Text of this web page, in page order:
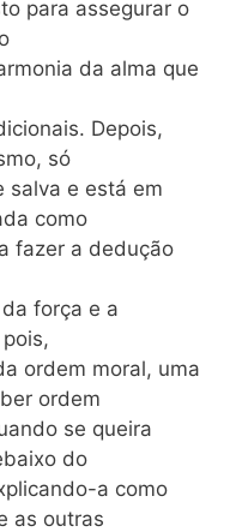
para assegurar o
da alma que
Depois,
só
salva e está em
como
fazer a dedução
força e a
ordem moral, uma
ordem
se queira
do
a como
as outras